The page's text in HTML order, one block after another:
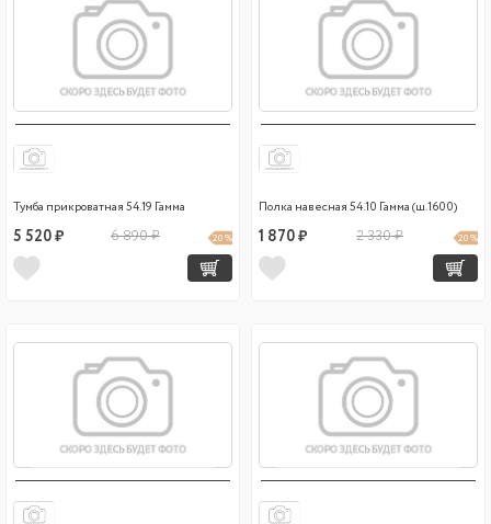
Тумба прикроватная 54.19 Гамма
5 520 ₽ 6 890 ₽ 20 %
Полка навесная 54.10 Гамма (ш.1600)
1 870 ₽ 2 330 ₽ 20 %